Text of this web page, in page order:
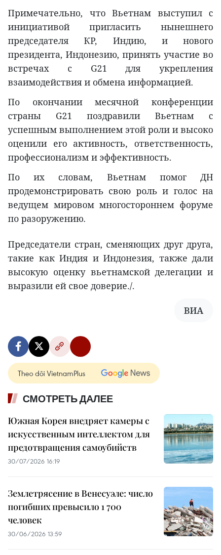
Примечательно, что Вьетнам выступил с
инициативой пригласить нынешнего
председателя КР, Индию, и нового
президента, Индонезию, принять участие во
встречах с G21 для укрепления
взаимодействия и обмена информацией.
По окончании месячной конференции
страны G21 поздравили Вьетнам с
успешным выполнением этой роли и высоко
оценили его активность, ответственность,
профессионализм и эффективность.
По их словам, Вьетнам помог ДН
продемонстрировать свою роль и голос на
ведущем мировом многостороннем форуме
по разоружению.
Председатели стран, сменяющих друг друга,
такие как Индия и Индонезия, также дали
высокую оценку вьетнамской делегации и
выразили ей свое доверие./.
ВИА
Theo dõi VietnamPlus
СМОТРЕТЬ ДАЛЕЕ
Южная Корея внедряет камеры с
искусственным интеллектом для
предотвращения самоубийств
30/07/2026 16:19
Землетрясение в Венесуэле: число
погибших превысило 1 700
человек
30/06/2026 13:59